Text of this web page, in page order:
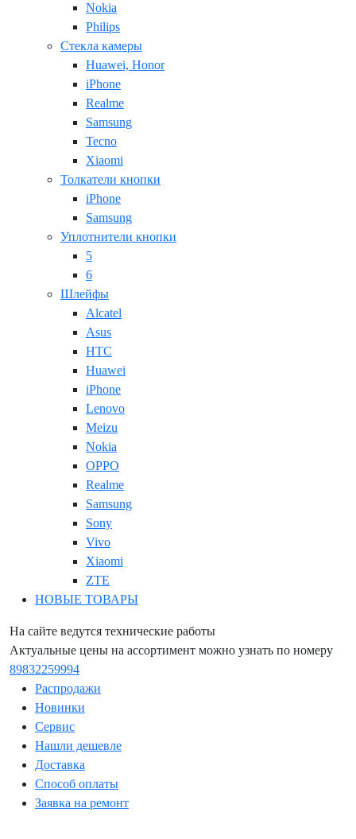
Nokia
Philips
Стекла камеры
Huawei, Honor
iPhone
Realme
Samsung
Tecno
Xiaomi
Толкатели кнопки
iPhone
Samsung
Уплотнители кнопки
5
6
Шлейфы
Alcatel
Asus
HTC
Huawei
iPhone
Lenovo
Meizu
Nokia
OPPO
Realme
Samsung
Sony
Vivo
Xiaomi
ZTE
НОВЫЕ ТОВАРЫ
На сайте ведутся технические работы
Актуальные цены на ассортимент можно узнать по номеру
89832259994
Распродажи
Новинки
Сервис
Нашли дешевле
Доставка
Способ оплаты
Заявка на ремонт